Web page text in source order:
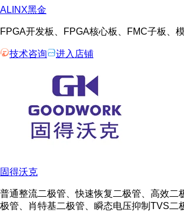
ALINX黑金
FPGA开发板、FPGA核心板、FMC子板、
技术咨询 进入店铺
固得沃克
普通整流二极管、快速恢复二极管、高效二
极管、肖特基二极管、瞬态电压抑制TVS二